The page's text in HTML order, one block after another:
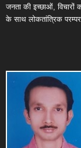
जनता की इच्छाओं,
के साथ लोकतांत्रिक